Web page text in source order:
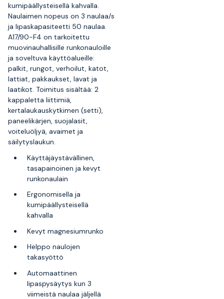
kumipäällysteisellä kahvalla.
Naulaimen nopeus on 3 naulaa/s
ja lipaskapasiteetti 50 naulaa.
A17/90-F4 on tarkoitettu
muovinauhallisille runkonauloille
ja soveltuva käyttöalueille:
palkit, rungot, verhoilut, katot,
lattiat, pakkaukset, lavat ja
laatikot. Toimitus sisältää: 2
kappaletta liittimiä,
kertalaukauskytkimen (setti),
paneelikärjen, suojalasit,
voiteluöljyä, avaimet ja
säilytyslaukun.
Käyttäjäystävällinen,
tasapainoinen ja kevyt
runkonaulain
Ergonomisella ja
kumipäällysteisellä
kahvalla
Kevyt magnesiumrunko
Helppo naulojen
takasyöttö
Automaattinen
lipaspysäytys kun 3
viimeistä naulaa jäljellä